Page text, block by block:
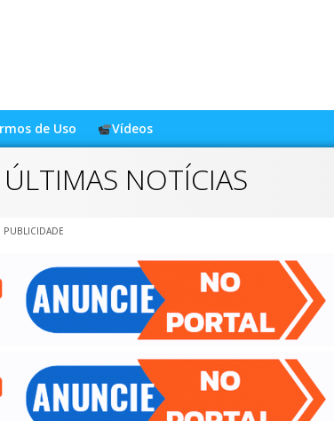
de Uso Vídeos
ÚLTIMAS NOTÍCIAS
PUBLICIDADE